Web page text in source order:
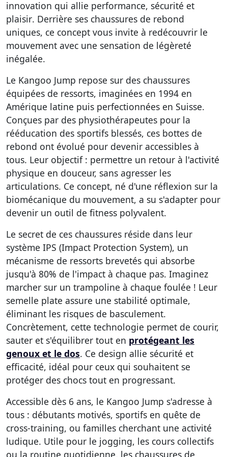
innovation qui allie performance, sécurité et
plaisir. Derrière ses chaussures de rebond
uniques, ce concept vous invite à redécouvrir le
mouvement avec une sensation de légèreté
inégalée.
Le Kangoo Jump repose sur des chaussures
équipées de ressorts, imaginées en 1994 en
Amérique latine puis perfectionnées en Suisse.
Conçues par des physiothérapeutes pour la
rééducation des sportifs blessés, ces bottes de
rebond ont évolué pour devenir accessibles à
tous. Leur objectif : permettre un retour à l'activité
physique en douceur, sans agresser les
articulations. Ce concept, né d'une réflexion sur la
biomécanique du mouvement, a su s'adapter pour
devenir un outil de fitness polyvalent.
Le secret de ces chaussures réside dans leur
système IPS (Impact Protection System), un
mécanisme de ressorts brevetés qui absorbe
jusqu'à 80% de l'impact à chaque pas. Imaginez
marcher sur un trampoline à chaque foulée ! Leur
semelle plate assure une stabilité optimale,
éliminant les risques de basculement.
Concrètement, cette technologie permet de courir,
sauter et s'équilibrer tout en protégeant les
genoux et le dos. Ce design allie sécurité et
efficacité, idéal pour ceux qui souhaitent se
protéger des chocs tout en progressant.
Accessible dès 6 ans, le Kangoo Jump s'adresse à
tous : débutants motivés, sportifs en quête de
cross-training, ou familles cherchant une activité
ludique. Utile pour le jogging, les cours collectifs
ou la routine quotidienne, les chaussures de